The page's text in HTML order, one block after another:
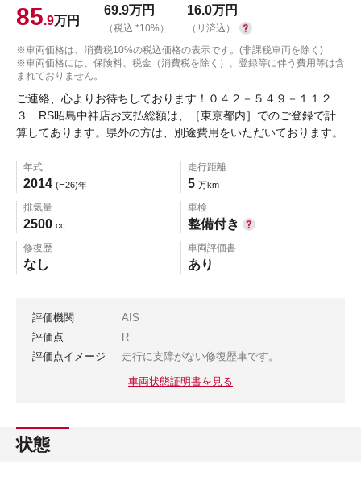
85.9万円
69.9万円
（税込 *10%）
16.0万円
（リ済込）
※車両価格は、消費税10%の税込価格の表示です。(非課税車両を除く)
※車両価格には、保険料、税金（消費税を除く）、登録等に伴う費用等は含
まれておりません。
ご連絡、心よりお待ちしております！０４２－５４９－１１２
３ RS昭島中神店お支払総額は、［東京都内］でのご登録で計
算してあります。県外の方は、別途費用をいただいております。
年式
2014 (H26)年
走行距離
5 万km
排気量
2500 cc
車検
整備付き
修復歴
なし
車両評価書
あり
評価機関
AIS
評価点
R
評価点イメージ
走行に支障がない修復歴車です。
車両状態証明書を見る
状態